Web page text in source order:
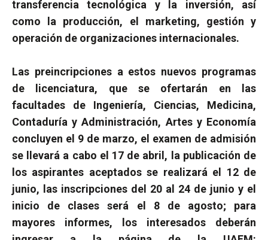
transferencia tecnológica y la inversión, así
como la producción, el marketing, gestión y
operación de organizaciones internacionales.
Las preincripciones a estos nuevos programas
de licenciatura, que se ofertarán en las
facultades de Ingeniería, Ciencias, Medicina,
Contaduría y Administración, Artes y Economía
concluyen el 9 de marzo, el examen de admisión
se llevará a cabo el 17 de abril, la publicación de
los aspirantes aceptados se realizará el 12 de
junio, las inscripciones del 20 al 24 de junio y el
inicio de clases será el 8 de agosto; para
mayores informes, los interesados deberán